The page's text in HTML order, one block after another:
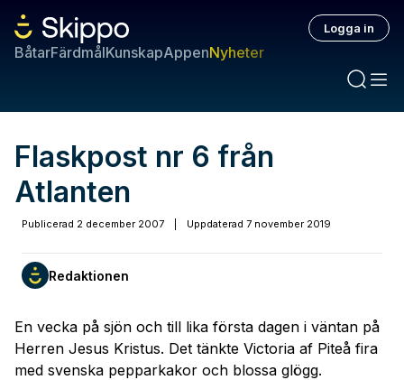
BåtarFärdmålKunskapAppenNyheter
Logga in
Flaskpost nr 6 från
Atlanten
Publicerad 2 december 2007 Uppdaterad 7 november 2019
Redaktionen
En vecka på sjön och till lika första dagen i väntan på
Herren Jesus Kristus. Det tänkte Victoria af Piteå fira
med svenska pepparkakor och blossa glögg.